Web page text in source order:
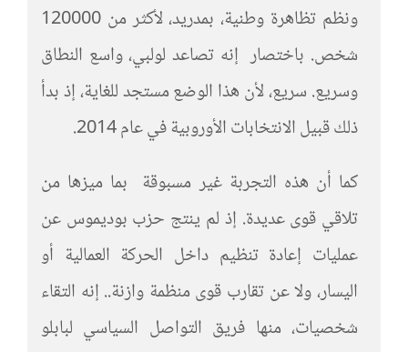
ونظم تظاهرة وطنية، بمدريد، لأكثر من 120000
شخص. باختصار إنه تصاعد لولبي، واسع النطاق
وسريع. سريع، لأن هذا الوضع مستجد للغاية، إذ بدأ
ذلك قبيل الانتخابات الأوروبية في عام 2014.
كما أن هذه التجربة غير مسبوقة بما ميزها من
تلاقي قوى عديدة. إذ لم ينتج حزب بوديموس عن
عمليات إعادة تنظيم داخل الحركة العمالية أو
اليسار، ولا عن تقارب قوى منظمة وازنة.. إنه التقاء
شخصيات، منها فريق التواصل السياسي لبابلو